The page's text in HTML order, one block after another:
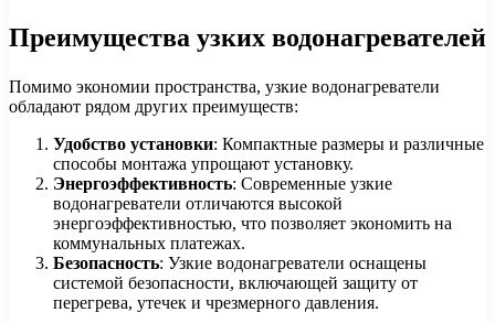
Преимущества узких водонагревателей
Помимо экономии пространства, узкие водонагреватели
обладают рядом других преимуществ:
Удобство установки: Компактные размеры и различные
способы монтажа упрощают установку.
Энергоэффективность: Современные узкие
водонагреватели отличаются высокой
энергоэффективностью, что позволяет экономить на
коммунальных платежах.
Безопасность: Узкие водонагреватели оснащены
системой безопасности, включающей защиту от
перегрева, утечек и чрезмерного давления.